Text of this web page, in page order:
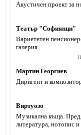
Акустичен проект за
Театър "Софиянци"
Вариететен
галерия.
Мартин Георгиев
Диригент и
Виртуозо
Музикална къща.
литература, нотопис